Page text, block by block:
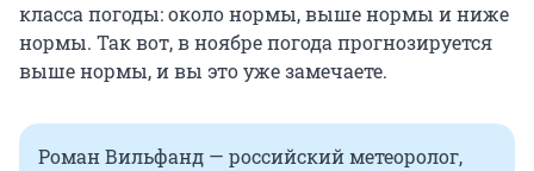
класса погоды: около нормы, выше нормы и ниже
нормы. Так вот, в ноябре погода прогнозируется
выше нормы, и вы это уже замечаете.
Роман Вильфанд — российский метеоролог,